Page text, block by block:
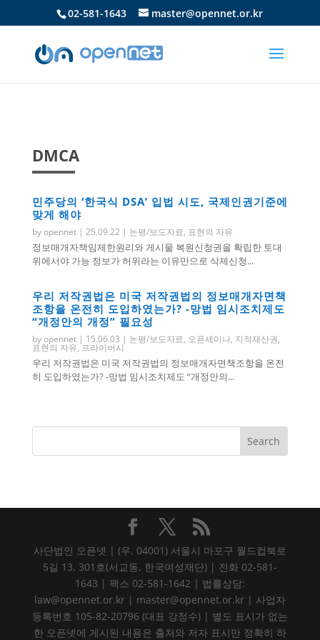
02-581-1643 master@opennet.or.kr
DMCA
민주당의 ‘한국식 DSA’ 입법 시도, 국제인권기준에
맞게 해야
byopennet| 25.09.22 | 논평/보도자료, 표현의 자유
정보매개자책임제한원리와 게시물 복원신청권을 확립한 토대
위에서야 가능 정보가 허위라는 이유만으로 삭제신청...
우리 저작권법은 미국 저작권법의 정보매개자면책
조항을 온전히 도입하였는가? -망법 임시조치제도
“개정안의 개정” 필요성
byopennet| 15.06.03 | 논평/보도자료, 오픈세미나, 지적재산권,
표현의 자유,프라이버시
우리 저작권법은 미국 저작권법의 정보매개자면책조항을 온전
히 도입하였는가? -망법 임시조치제도 “개정안의...
사단법인 오픈넷 | (우. 04001) 서울시 마포구 월드컵북로
5길 13, 301호(서교동, 한국여성재단) | 전화 02-581-
1643 | 팩스 02-581-1642 | 법률상담:
law@opennet.or.kr | master@opennet.or.kr | 사업자
등록번호 105-82-20796 (대표 강정수) | 별도 표시가 없는
한 오픈넷에 게시된 내용은 출처와 저자 표시만 정확히 하